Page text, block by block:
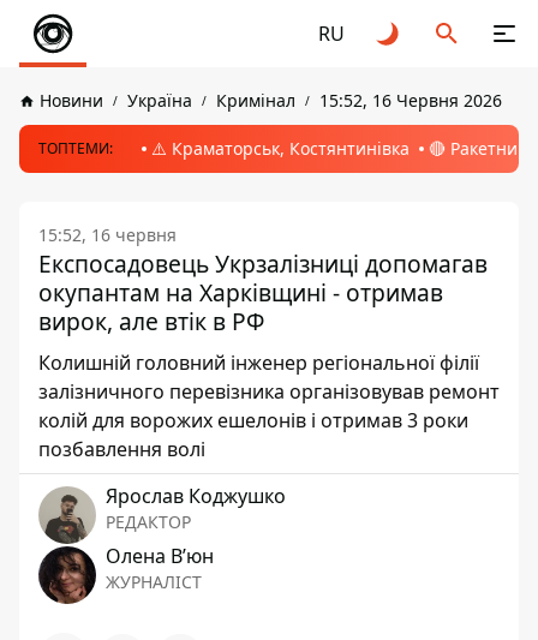
RU
Новини Україна Кримінал 15:52, 16 Червня 2026
ТОПТЕМИ: ⚠️ Краматорськ, Костянтинівка 🔴 Ракетний
15:52, 16 червня
Експосадовець Укрзалізниці допомагав
окупантам на Харківщині - отримав
вирок, але втік в РФ
Колишній головний інженер регіональної філії
залізничного перевізника організовував ремонт
колій для ворожих ешелонів і отримав 3 роки
позбавлення волі
Ярослав Коджушко
РЕДАКТОР
Олена Вʼюн
ЖУРНАЛІСТ